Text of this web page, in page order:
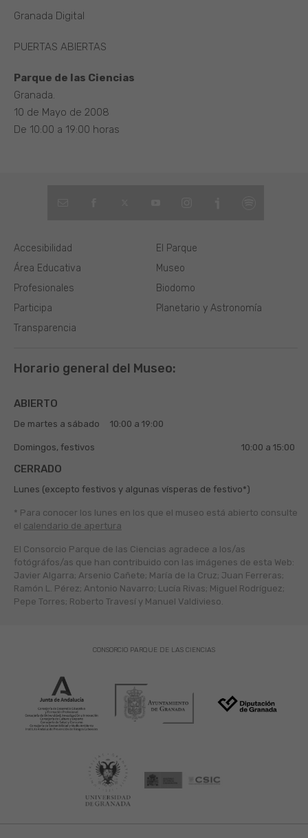
Granada Digital
PUERTAS ABIERTAS
Parque de las Ciencias
Granada.
10 de Mayo de 2008
De 10:00 a 19:00 horas
El Parque
Museo
Biodomo
Planetario y Astronomía
Área Educativa
Profesionales
Participa
Transparencia
Accesibilidad
Horario general del Museo:
ABIERTO
De martes a sábado 10:00 a 19:00
Domingos, festivos 10:00 a 15:00
CERRADO
Lunes (excepto festivos y algunas vísperas de festivo*)
* Para conocer los lunes en los que el museo está abierto consulte
el calendario de apertura
El Consorcio Parque de las Ciencias agradece a los/as
fotógráfos/as que han contribuido con las imágenes de esta Web:
Javier Algarra; Arsenio Cañete; María de la Cruz; Juan Ferreras;
Ramón L. Pérez; Antonio Navarro; Lucía Rivas; Miguel Rodríguez;
Pepe Torres; Roberto Travesí y Manuel Valdivieso.
CONSORCIO PARQUE DE LAS CIENCIAS